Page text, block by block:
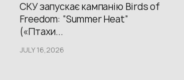
СКУ запускає кампанію Birds of
Freedom: “Summer Heat”
(«Птахи...
JULY 16,2026